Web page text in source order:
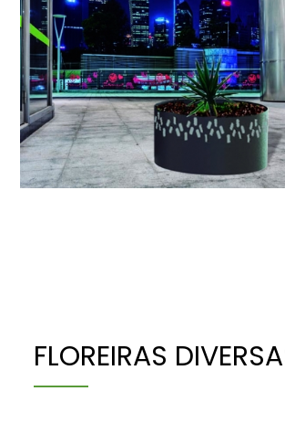
FLOREIRAS